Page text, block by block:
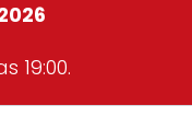
19:00.